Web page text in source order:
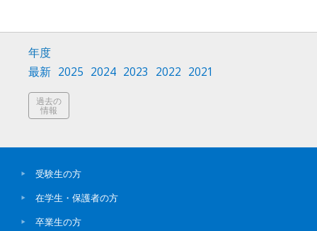
年度
最新 2025 2024 2023 2022 2021
過去の
情報
受験生の方
在学生・保護者の方
卒業生の方